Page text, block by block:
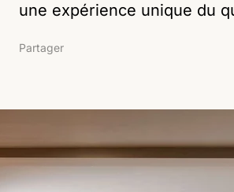
une expérience unique du
Partager